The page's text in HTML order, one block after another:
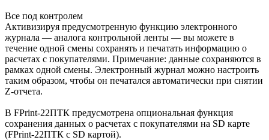
Все под контролем
Активизируя предусмотренную функцию электронного
журнала — аналога контрольной ленты — вы можете в
течение одной смены сохранять и печатать информацию о
расчетах с покупателями. Примечание: данные сохраняются в
рамках одной смены. Электронный журнал можно настроить
таким образом, чтобы он печатался автоматически при снятии
Z-отчета.
В FPrint-22ПТК предусмотрена опциональная функция
сохранения данных о расчетах с покупателями на SD карте
(FPrint-22ПТК c SD картой).